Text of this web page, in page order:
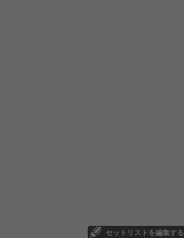
セットリストを編集する